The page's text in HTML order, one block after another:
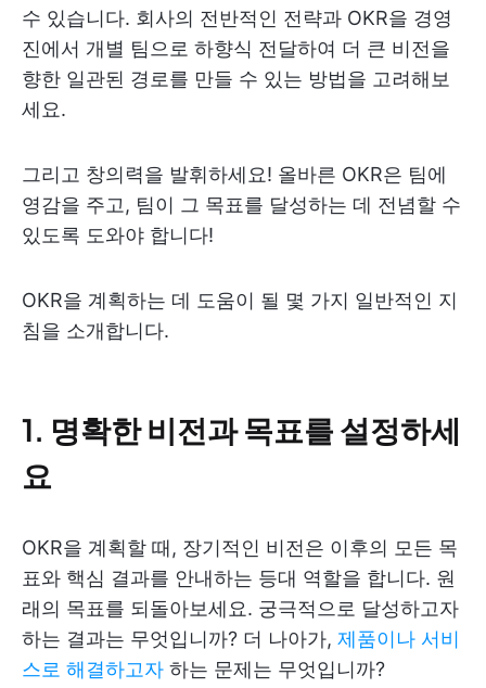
수 있습니다. 회사의 전반적인 전략과 OKR을 경영
진에서 개별 팀으로 하향식 전달하여 더 큰 비전을
향한 일관된 경로를 만들 수 있는 방법을 고려해보
세요.
그리고 창의력을 발휘하세요! 올바른 OKR은 팀에
영감을 주고, 팀이 그 목표를 달성하는 데 전념할 수
있도록 도와야 합니다!
OKR을 계획하는 데 도움이 될 몇 가지 일반적인 지
침을 소개합니다.
1. 명확한 비전과 목표를 설정하세
요
OKR을 계획할 때, 장기적인 비전은 이후의 모든 목
표와 핵심 결과를 안내하는 등대 역할을 합니다. 원
래의 목표를 되돌아보세요. 궁극적으로 달성하고자
하는 결과는 무엇입니까? 더 나아가, 제품이나 서비
스로 해결하고자 하는 문제는 무엇입니까?